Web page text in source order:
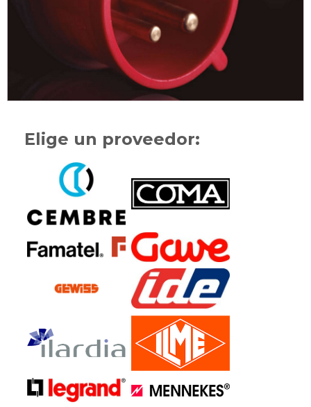
Elige un proveedor: